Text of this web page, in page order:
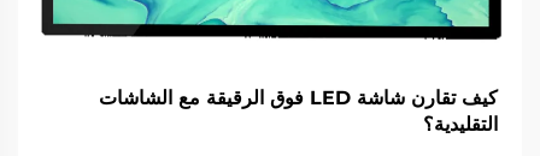
كيف تقارن شاشة LED فوق الرقيقة مع الشاشات
التقليدية؟